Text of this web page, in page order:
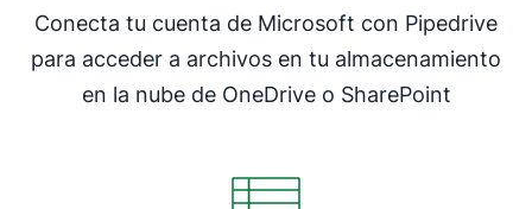
Conecta tu cuenta de Microsoft con Pipedrive
para acceder a archivos en tu almacenamiento
en la nube de OneDrive o SharePoint